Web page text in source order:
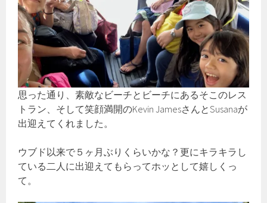
思った通り、素敵なビーチとビーチにあるそこのレス
トラン、そして笑顔満開のKevin JamesさんとSusanaが
出迎えてくれました。
ウブド以来で５ヶ月ぶりくらいかな？更にキラキラし
ている二人に出迎えてもらってホッとして嬉しくっ
て。